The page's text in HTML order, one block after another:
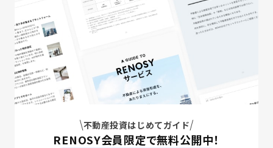
不動産投資はじめてガイド
RENOSY会員限定で無料公開中！